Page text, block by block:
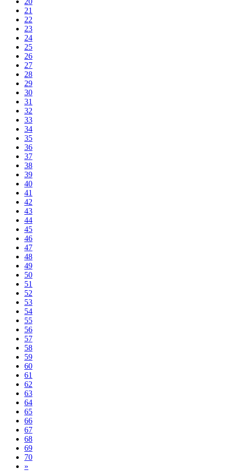
21
22
23
24
25
26
27
28
29
30
31
32
33
34
35
36
37
38
39
40
41
42
43
44
45
46
47
48
49
50
51
52
53
54
55
56
57
58
59
60
61
62
63
64
65
66
67
68
69
70
»